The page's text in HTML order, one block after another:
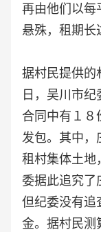
再由他们以每
悬殊，租期长
据村民提供的
日，吴川市
合同中有１８
发包。其中，
租村集体土地
委据此追究了
但纪委没有追
金。据村民测